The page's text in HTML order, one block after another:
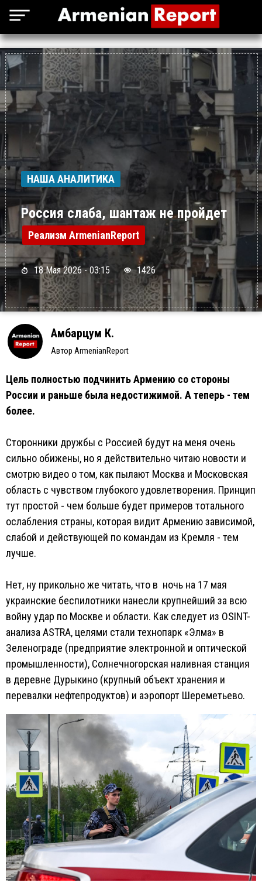
НАША АНАЛИТИКА
Россия слаба, шантаж не пройдет
Реализм ArmenianReport
18 Мая 2026 - 03:15 1426
Амбарцум К.
Автор ArmenianReport
Цель полностью подчинить Армению со стороны
России и раньше была недостижимой. А теперь - тем
более.
Сторонники дружбы с Россией будут на меня очень
сильно обижены, но я действительно читаю новости и
смотрю видео о том, как пылают Москва и Московская
область с чувством глубокого удовлетворения. Принцип
тут простой - чем больше будет примеров тотального
ослабления страны, которая видит Армению зависимой,
слабой и действующей по командам из Кремля - тем
лучше.
Нет, ну прикольно же читать, что в ночь на 17 мая
украинские беспилотники нанесли крупнейший за всю
войну удар по Москве и области. Как следует из OSINT-
анализа ASTRA, целями стали технопарк «Элма» в
Зеленограде (предприятие электронной и оптической
промышленности), Солнечногорская наливная станция
в деревне Дурыкино (крупный объект хранения и
перевалки нефтепродуктов) и аэропорт Шереметьево.